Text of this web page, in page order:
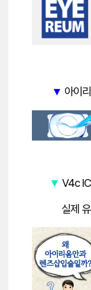
▼ 아이
▼V4c
실제